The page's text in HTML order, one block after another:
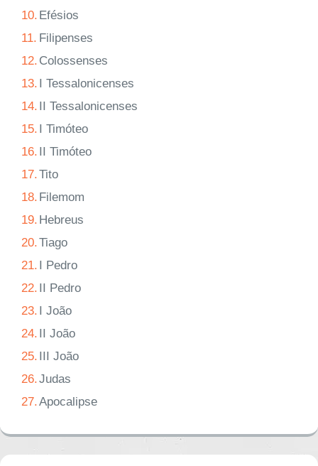
10. Efésios
11. Filipenses
12. Colossenses
13. I Tessalonicenses
14. II Tessalonicenses
15. I Timóteo
16. II Timóteo
17.Tito
18. Filemom
19. Hebreus
20.Tiago
21. I Pedro
22. II Pedro
23. I João
24. II João
25. III João
26.Judas
27.Apocalipse